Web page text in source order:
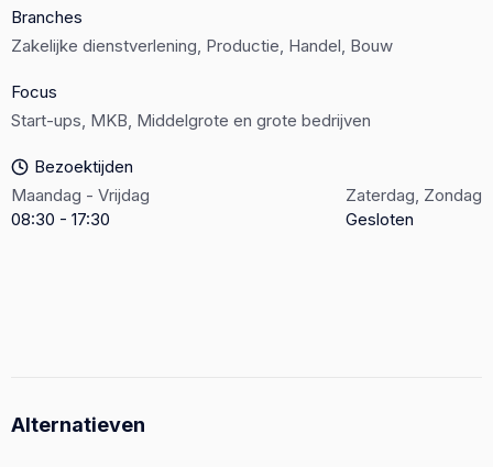
Branches
Zakelijke dienstverlening, Productie, Handel, Bouw
Focus
Start-ups, MKB, Middelgrote en grote bedrijven
Bezoektijden
Maandag - Vrijdag
08:30 - 17:30
Zaterdag, Zondag
Gesloten
Alternatieven